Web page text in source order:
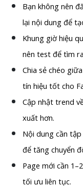
Bạn không nên
lại nội dung để
Khung giờ hiệu
nên test để tìm
Chia sẻ chéo
tín hiệu tốt cho
Cập nhật trend
xuất hơn.
Nội dung cần
để tăng chuyển
Page mới cần
tối ưu liên tục.